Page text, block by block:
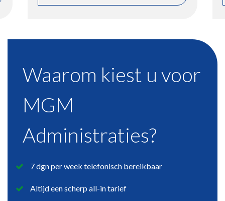
Waarom kiest u voor
MGM
Administraties?
7 dgn per week telefonisch bereikbaar
Altijd een scherp all-in tarief